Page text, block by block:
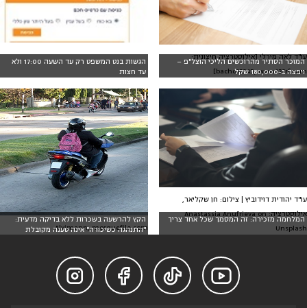
המוכר הסתיר מהרוכשים הליכי הוצל"פ –
ויפצה ב-180,000 שקל
עו"ד לאה מירלי [אילוסטרציה חיצונית:
bacho12345, www.123rf.com]
הגשות בנט המשפט רק עד השעה 17:00 ולא
עד חצות
המלחמה מזכירה: זה המסמך שכל אחד צריך
עו"ד יהודית דוידוביץ | צילום: חן שקליאר,
אילוסטרציה: Anastassia Anufrieva on
Unsplash
הקץ להרשעה בשכרות ללא בדיקה מדעית:
"התנהגה כשיכורה" אינה טענה מקובלת
Alvimann, morguefile.com



